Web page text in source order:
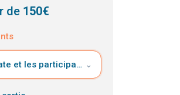
de 150€
et les participants⌄